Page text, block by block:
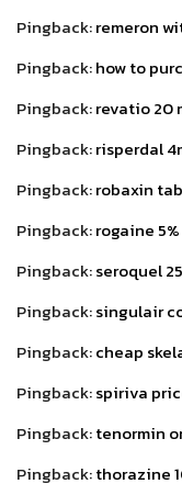
Pingback:remeron
Pingback:how to
Pingback:revatio 20
Pingback:risperdal
Pingback:robaxin
Pingback:rogaine
Pingback:seroquel
Pingback:singulair
Pingback:cheap
Pingback:spiriva
Pingback:tenormin
Pingback:thorazine